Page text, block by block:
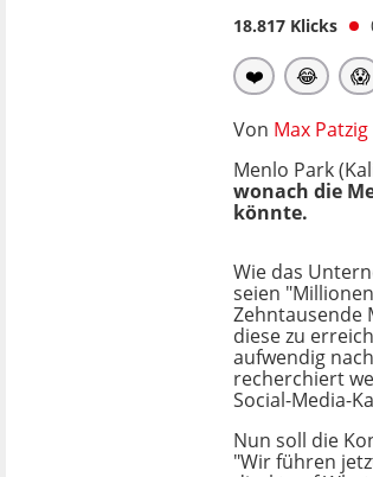
18.817 Klicks
❤️ 😂 😱
Von Max Patzig
Menlo Park
wonach die
könnte.
Wie das
seien
Zehntausende
diese zu
aufwendig
recherchiert
Social-Media-
Nun soll die
"Wir führen